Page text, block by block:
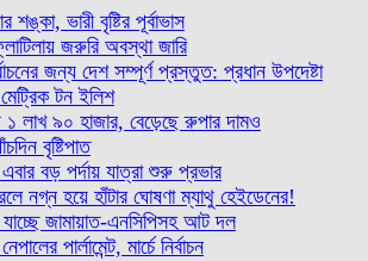
শঙ্কা, ভারী বৃষ্টির পূর্বাভাস
জরুরি অবস্থা জারি
জন্য দেশ সম্পূর্ণ প্রস্তুত: প্রধান উপদেষ্টা
টন ইলিশ
১ লাখ ৯০ হাজার, বেড়েছে রুপার দামও
বৃষ্টিপাত
বড় পর্দায় যাত্রা শুরু প্রভার
নগ্ন হয়ে হাঁটার ঘোষণা ম্যাথু হেইডেনের!
জামায়াত-এনসিপিসহ আট দল
পার্লামেন্ট, মার্চে নির্বাচন